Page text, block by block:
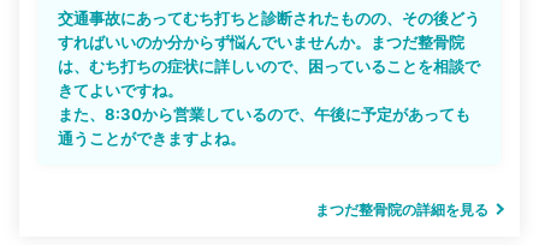
交通事故にあってむち打ちと診断されたものの、その後どう
すればいいのか分からず悩んでいませんか。まつだ整骨院
は、むち打ちの症状に詳しいので、困っていることを相談で
きてよいですね。
また、8:30から営業しているので、午後に予定があっても
通うことができますよね。
まつだ整骨院の詳細を見る